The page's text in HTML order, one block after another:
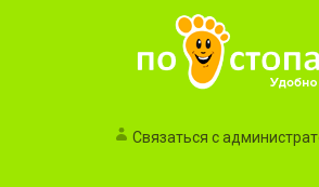
Связаться с